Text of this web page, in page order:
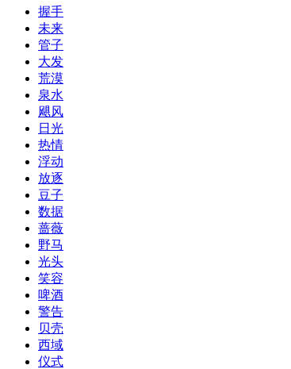
握手
未来
管子
大发
荒漠
泉水
飓风
日光
热情
浮动
放逐
豆子
数据
蔷薇
野马
光头
笑容
啤酒
警告
贝壳
西域
仪式